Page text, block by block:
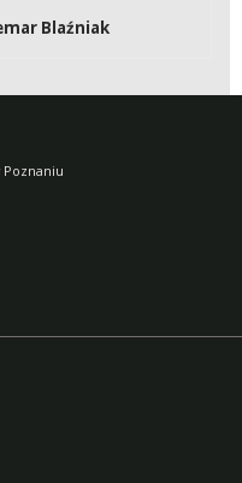
Blaźniak
Poznaniu